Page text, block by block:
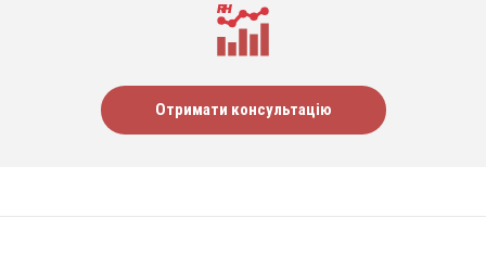
Отримати консультацію